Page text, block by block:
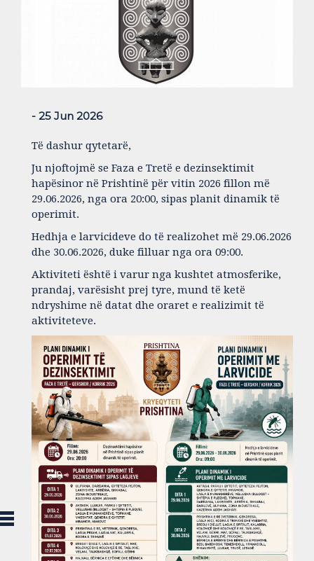
- 25 Jun 2026
Të dashur qytetarë,
Ju njoftojmë se Faza e Tretë e dezinsektimit
hapësinor në Prishtinë për vitin 2026 fillon më
29.06.2026, nga ora 20:00, sipas planit dinamik të
operimit.
Hedhja e larvicideve do të realizohet më 29.06.2026
dhe 30.06.2026, duke filluar nga ora 09:00.
Aktiviteti është i varur nga kushtet atmosferike,
prandaj, varësisht prej tyre, mund të ketë
ndryshime në datat dhe oraret e realizimit të
aktiviteteve.